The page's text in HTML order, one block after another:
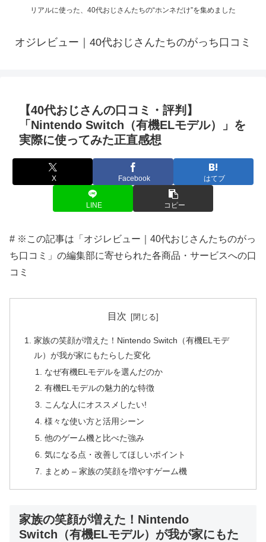
リアルに使った、40代おじさんたちの“ホンネだけ”を集めました
オジレビュー｜40代おじさんたちのがっち口コミ
【40代おじさんの口コミ・評判】
「Nintendo Switch（有機ELモデル）」を
実際に使ってみた正直感想
X Facebook はてブ
LINE コピー
# ※この記事は「オジレビュー｜40代おじさんたちのがっ
ち口コミ」の編集部に寄せられた各商品・サービスへの口
コミ
目次
家族の笑顔が増えた！Nintendo Switch（有機ELモデ
ル）が我が家にもたらした変化
なぜ有機ELモデルを選んだのか
有機ELモデルの魅力的な特徴
こんな人にオススメしたい!
様々な使い方と活用シーン
他のゲーム機と比べた強み
気になる点・改善してほしいポイント
まとめ – 家族の笑顔を増やすゲーム機
家族の笑顔が増えた！Nintendo
Switch（有機ELモデル）が我が家にもた